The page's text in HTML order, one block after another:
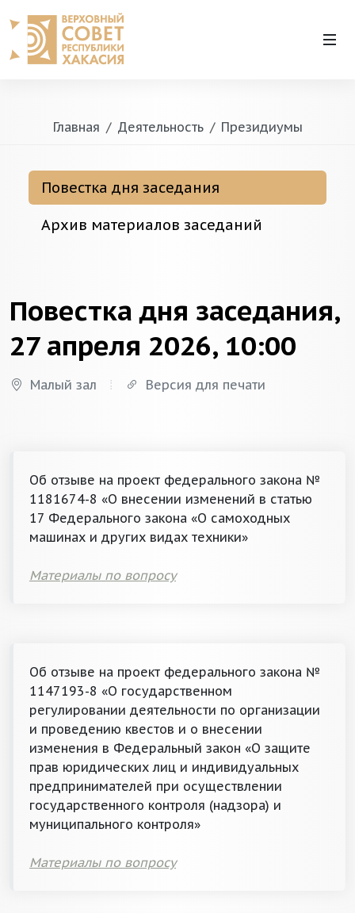
Главная Деятельность Президиумы
Повестка дня заседания
Архив материалов заседаний
Повестка дня заседания,
27 апреля 2026, 10:00
Малый зал Версия для печати
Об отзыве на проект федерального закона №
1181674-8 «О внесении изменений в статью
17 Федерального закона «О самоходных
машинах и других видах техники»
Материалы по вопросу
Об отзыве на проект федерального закона №
1147193-8 «О государственном
регулировании деятельности по организации
и проведению квестов и о внесении
изменения в Федеральный закон «О защите
прав юридических лиц и индивидуальных
предпринимателей при осуществлении
государственного контроля (надзора) и
муниципального контроля»
Материалы по вопросу